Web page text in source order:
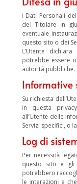
I Dati Personali
del Titolare in
eventuale
questo sito o dei
L’Utente
potrebbe essere
autorità pubbliche.
Informative
Su richiesta
in questa
all’Utente delle
Servizi specifici, o
Log di
Per necessità
questo sito e gli
potrebbero
le interazioni e